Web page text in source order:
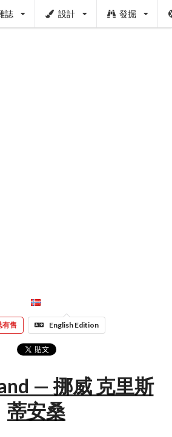
誌 設計 發掘
有售 English Edition
— 挪威 克里斯
蒂安桑